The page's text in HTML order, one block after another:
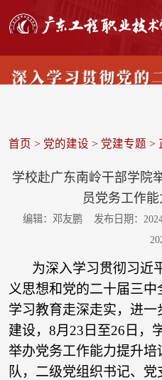
首页 > 党的建设 > 党建专题 >
学校赴广东南岭干部学院
员党务工作
编辑：邓友鹏 发布日期：
为深入学习贯彻习近
义思想和党的二十届三
学习教育走深走实，进
建设，8月23日至26日，
举办党务工作能力提升
队，二级党组织书记、